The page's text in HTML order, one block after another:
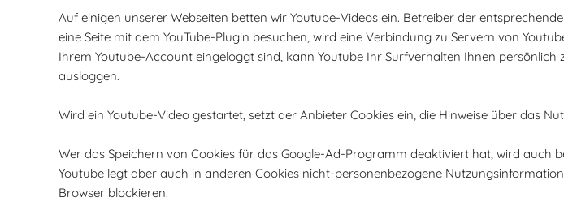
Auf einigen unserer Webseiten betten wir Youtube-Videos ein. Betreiber der
eine Seite mit dem YouTube-Plugin besuchen, wird eine Verbindung zu Servern von
Ihrem Youtube-Account eingeloggt sind, kann Youtube Ihr Surfverhalten Ihnen
ausloggen.
Wird ein Youtube-Video gestartet, setzt der Anbieter Cookies ein, die Hinweise über das
Wer das Speichern von Cookies für das Google-Ad-Programm deaktiviert hat, wird auch
Youtube legt aber auch in anderen Cookies nicht-personenbezogene
Browser blockieren.